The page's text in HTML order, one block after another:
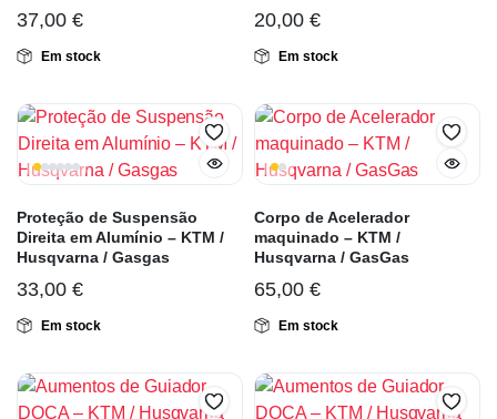
37,00 €
Em stock
20,00 €
Em stock
Proteção de Suspensão
Direita em Alumínio – KTM /
Husqvarna / Gasgas
33,00 €
Em stock
Corpo de Acelerador
maquinado – KTM /
Husqvarna / GasGas
65,00 €
Em stock